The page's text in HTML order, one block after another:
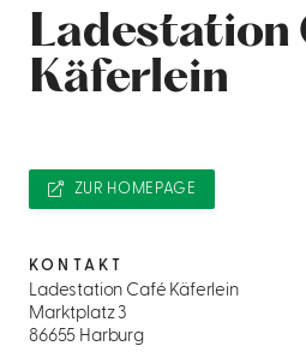
Ladestation
Käferlein
ZUR HOMEPAGE
KONTAKT
Ladestation Café Käferlein
Marktplatz 3
86655 Harburg